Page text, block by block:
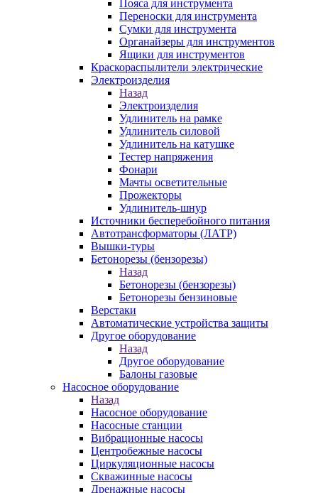
Пояса для инструмента
Переноски для инструмента
Сумки для инструмента
Органайзеры для инструментов
Ящики для инструментов
Краскораспылители электрические
Электроизделия
Назад
Электроизделия
Удлинитель на рамке
Удлинитель силовой
Удлинитель на катушке
Тестер напряжения
Фонари
Мачты осветительные
Прожекторы
Удлинитель-шнур
Источники бесперебойного питания
Автотрансформаторы (ЛАТР)
Вышки-туры
Бетонорезы (бензорезы)
Назад
Бетонорезы (бензорезы)
Бетонорезы бензиновые
Верстаки
Автоматические устройства защиты
Другое оборудование
Назад
Другое оборудование
Балоны газовые
Насосное оборудование
Назад
Насосное оборудование
Насосные станции
Вибрационные насосы
Центробежные насосы
Циркуляционные насосы
Скважинные насосы
Дренажные насосы